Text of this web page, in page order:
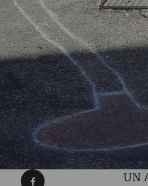
UN
Condividi su Facebook